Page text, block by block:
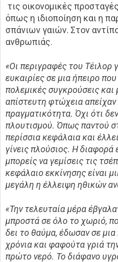
τις οικονομικές
όπως η ιδιοποίηση και η
σπάνιων γαιών. Στον
ανθρωπιάς.
«Οι περιγραφές του Τέιλορ
ευκαιρίες σε μια ήπειρο
πολεμικές συγκρούσεις και
απίστευτη φτώχεια
πραγματικότητα. Όχι ότι
πλουτισμού. Όπως παντού
περίσσια κεφάλαια και
γίνεις πλούσιος. Η διαφορά
μπορείς να γεμίσεις τις
κεφάλαιο εκκίνησης είναι
μεγάλη η έλλειψη ηθικών
«Την τελευταία μέρα
μπροστά σε όλο το χωριό,
δει το θαύμα, έδωσαν σε
χρόνια και φαφούτα γριά
πρώτο νερό. Το διάφανο